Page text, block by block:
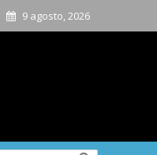
9 agosto, 2026